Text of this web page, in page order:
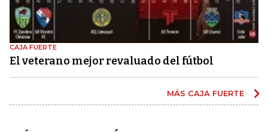
CAJA FUERTE
El veterano mejor revaluado del fútbol
MÁS CAJA FUERTE